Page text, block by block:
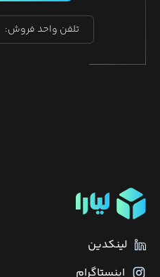
تلفن واحد فروش:
لینکدین
اینستاگرام